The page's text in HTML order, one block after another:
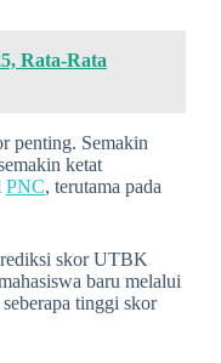
Rata-Rata
penting. Semakin
ketat
PNC, terutama pada
skor UTBK
baru melalui
tinggi skor